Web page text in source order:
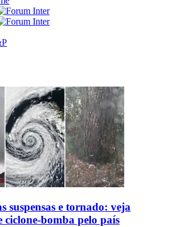
suspensas e tornado: veja
ciclone-bomba pelo país